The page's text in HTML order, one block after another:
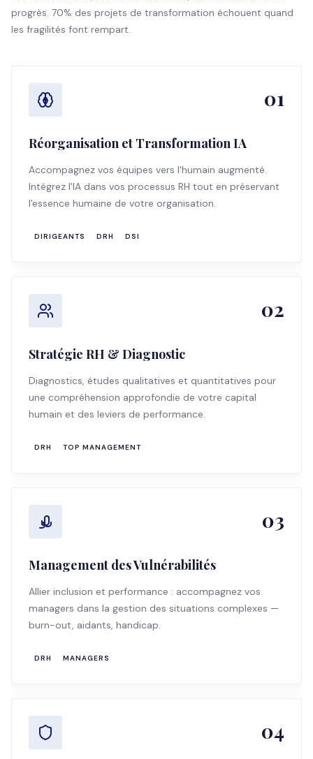
progrès. 70% des projets de transformation échouent quand
les fragilités font rempart.
01
Réorganisation et Transformation IA
Accompagnez vos équipes vers l'humain augmenté.
Intégrez l'IA dans vos processus RH tout en préservant
l'essence humaine de votre organisation.
DIRIGEANTS DRH DSI
02
Stratégie RH & Diagnostic
Diagnostics, études qualitatives et quantitatives pour
une compréhension approfondie de votre capital
humain et des leviers de performance.
DRH TOP MANAGEMENT
03
Management des Vulnérabilités
Allier inclusion et performance : accompagnez vos
managers dans la gestion des situations complexes —
burn-out, aidants, handicap.
DRH MANAGERS
04